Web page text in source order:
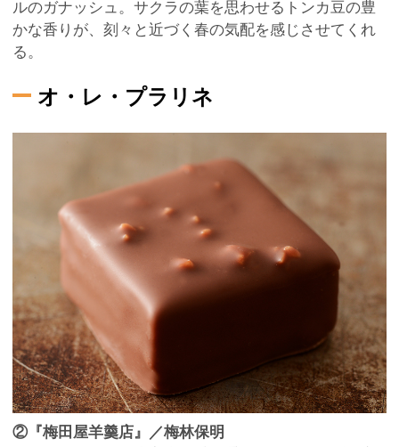
ルのガナッシュ。サクラの葉を思わせるトンカ豆の豊
かな香りが、刻々と近づく春の気配を感じさせてくれ
る。
オ・レ・プラリネ
②『梅田屋羊羹店』／梅林保明